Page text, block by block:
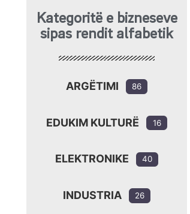
Kategoritë e bizneseve
sipas rendit alfabetik
ARGËTIMI 86
EDUKIM KULTURË 16
ELEKTRONIKE 40
INDUSTRIA 26